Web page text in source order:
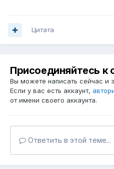
Цитата
Присоединяйтесь
Вы можете написать сейчас и
Если у вас есть аккаунт,
от имени своего аккаунта.
Ответить в этой теме...